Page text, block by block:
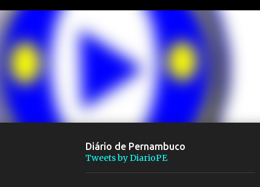
Diário de Pernambuco
Tweets by DiarioPE